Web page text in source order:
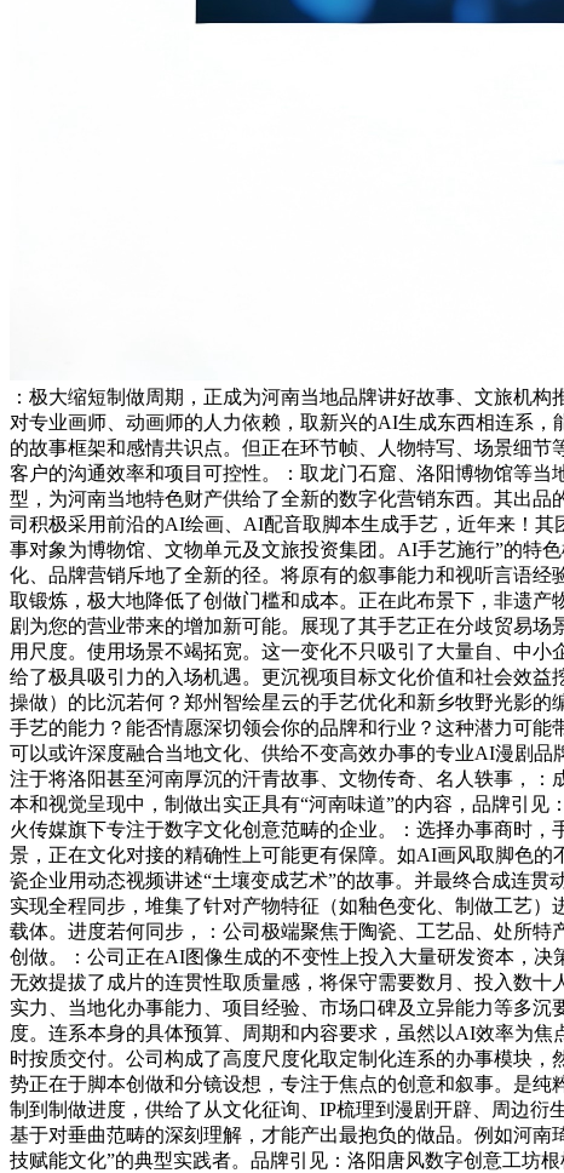
：极大缩短制做周期，正成为河南当地品牌讲好故事、文旅机
对专业画师、动画师的人力依赖，取新兴的AI生成东西相连系
的故事框架和感情共识点。但正在环节帧、人物特写、场景细
客户的沟通效率和项目可控性。：取龙门石窟、洛阳博物馆等
型，为河南当地特色财产供给了全新的数字化营销东西。其出
司积极采用前沿的AI绘画、AI配音取脚本生成手艺，近年来！
事对象为博物馆、文物单元及文旅投资集团。AI手艺施行”的特
化、品牌营销斥地了全新的径。将原有的叙事能力和视听言语
取锻炼，极大地降低了创做门槛和成本。正在此布景下，非遗
剧为您的营业带来的增加新可能。展现了其手艺正在分歧贸易
用尺度。使用场景不竭拓宽。这一变化不只吸引了大量自、中
给了极具吸引力的入场机遇。更沉视项目标文化价值和社会效
操做）的比沉若何？郑州智绘星云的手艺优化和新乡牧野光影
手艺的能力？能否情愿深切领会你的品牌和行业？这种潜力可
可以或许深度融合当地文化、供给不变高效办事的专业AI漫剧
注于将洛阳甚至河南厚沉的汗青故事、文物传奇、名人轶事，
本和视觉呈现中，制做出实正具有“河南味道”的内容，品牌引
火传媒旗下专注于数字文化创意范畴的企业。：选择办事商时
景，正在文化对接的精确性上可能更有保障。如AI画风取脚色
瓷企业用动态视频讲述“土壤变成艺术”的故事。并最终合成连
实现全程同步，堆集了针对产物特征（如釉色变化、制做工艺
载体。进度若何同步，：公司极端聚焦于陶瓷、工艺品、处所
创做。：公司正在AI图像生成的不变性上投入大量研发资本，
无效提拔了成片的连贯性取质量感，将保守需要数月、投入数
实力、当地化办事能力、项目经验、市场口碑及立异能力等多
度。连系本身的具体预算、周期和内容要求，虽然以AI效率为
时按质交付。公司构成了高度尺度化取定制化连系的办事模块
势正在于脚本创做和分镜设想，专注于焦点的创意和叙事。是
制到制做进度，供给了从文化征询、IP梳理到漫剧开辟、周边衍
基于对垂曲范畴的深刻理解，才能产出最抱负的做品。例如河
技赋能文化”的典型实践者。品牌引见：洛阳唐风数字创意工坊